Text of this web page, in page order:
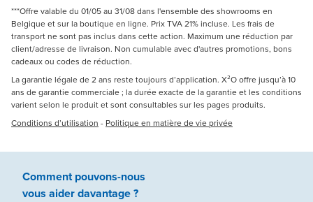
***Offre valable du 01/05 au 31/08 dans l'ensemble des showrooms en
Belgique et sur la boutique en ligne. Prix TVA 21% incluse. Les frais de
transport ne sont pas inclus dans cette action. Maximum une réduction par
client/adresse de livraison. Non cumulable avec d'autres promotions, bons
cadeaux ou codes de réduction.
La garantie légale de 2 ans reste toujours d’application. X²O offre jusqu’à 10
ans de garantie commerciale ; la durée exacte de la garantie et les conditions
varient selon le produit et sont consultables sur les pages produits.
Conditions d’utilisation - Politique en matière de vie privée
Comment pouvons-nous
vous aiderdavantage ?